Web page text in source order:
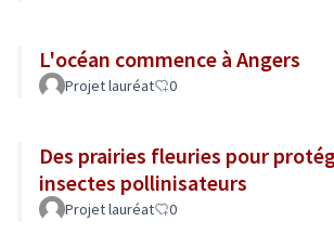
L'océan commence à Angers
Projet lauréat 0
Des prairies fleuries pour
insectes pollinisateurs
Projet lauréat 0